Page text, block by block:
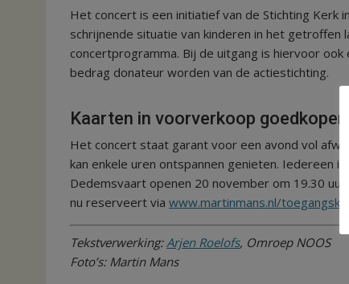
Het concert is een initiatief van de Stichting Kerk
schrijnende situatie van kinderen in het
concertprogramma. Bij de uitgang is hiervoor
bedrag donateur worden van de actiestichting.
Kaarten in voorverkoop goedkoper
Het concert staat garant voor een avond vol
kan enkele uren ontspannen genieten. Iedereen
Dedemsvaart openen 20 november om 19.30
nu reserveert via www.martinmans.nl/
Tekstverwerking: Arjen Roelofs, Omroep NOOS
Foto’s: Martin Mans